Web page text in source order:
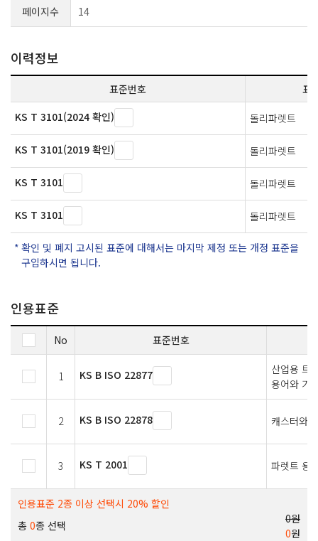
페이지수 14
이력정보
표준번호
표
KS T 3101(2024 확인)
돌리파렛트
KS T 3101(2019 확인) 돌리파렛트
KS T 3101 돌리파렛트
KS T 3101 돌리파렛트
확인 및 폐지 고시된 표준에 대해서는 마지막 제정 또는 개정 표준을
구입하시면 됩니다.
인용표준
No 표준번호
1 KS B ISO 22877
산업용 트
용어와 기
2 KS B ISO 22878 캐스터와
3 KS T 2001 파렛트 용
인용표준 2종 이상 선택시 20% 할인
총 0종 선택
0원
0원